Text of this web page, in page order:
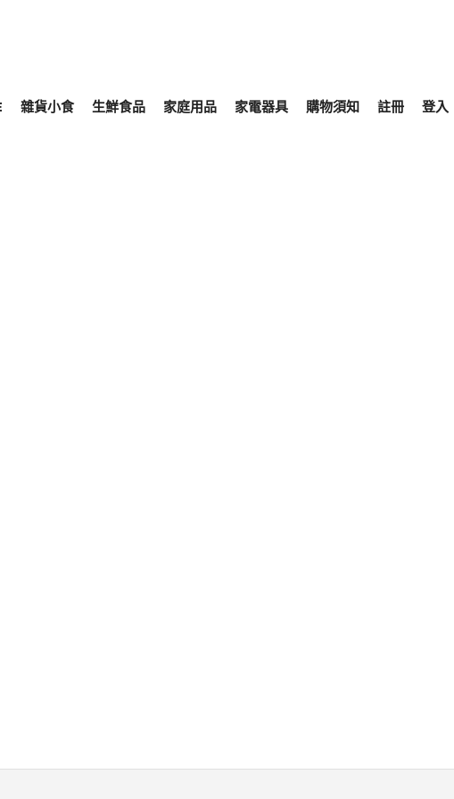
雜貨小食 生鮮食品 家庭用品 家電器具 購物須知 註冊 登入